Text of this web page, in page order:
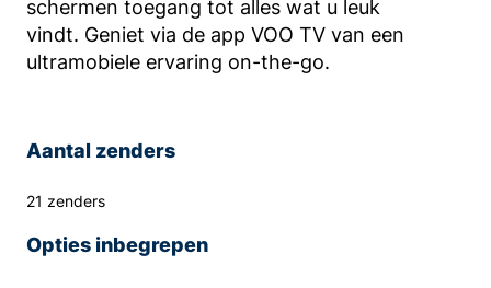
schermen toegang tot alles wat u leuk
vindt. Geniet via de app VOO TV van een
ultramobiele ervaring on-the-go.
Aantal zenders
21 zenders
Opties inbegrepen